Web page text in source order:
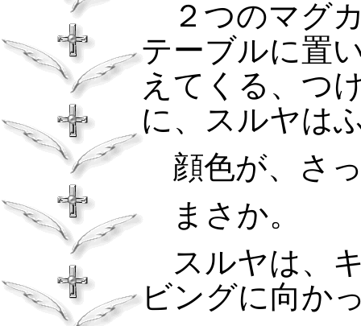
２つのマグ
テーブルに置
えてくる、つ
に、スルヤは
顔色が、さ
まさか。
スルヤは、
ビングに向か